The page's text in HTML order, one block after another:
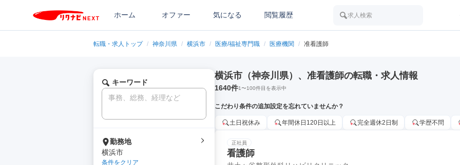
ホーム オファー 気になる 閲覧履歴 求人検索
転職・求人トップ / 神奈川県 / 横浜市 / 医療/福祉専門職 / 医療機関 / 准看護師
キーワード
勤務地
横浜市
条件をクリア
横浜市（神奈川県）、准看護師の転職・求人情報
1640件1〜100件目を表示中
こだわり条件の追加設定を忘れていませんか？
土日祝休み 年間休日120日以上 完全週休2日制 学歴不問
正社員
看護師